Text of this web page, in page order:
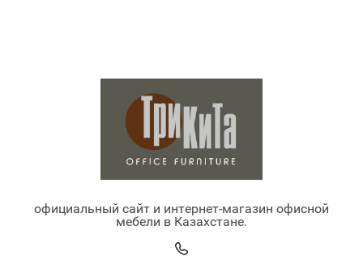
официальный сайт и интернет-магазин офисной
мебели в Казахстане.